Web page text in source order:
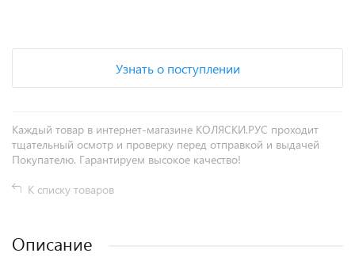
Узнать о поступлении
Каждый товар в интернет-магазине КОЛЯСКИ.РУС проходит
тщательный осмотр и проверку перед отправкой и выдачей
Покупателю. Гарантируем высокое качество!
К списку товаров
Описание